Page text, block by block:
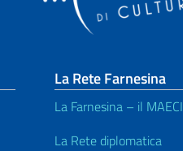
La Rete Farnesina
La Farnesina – il MAECI
La Rete diplomatica